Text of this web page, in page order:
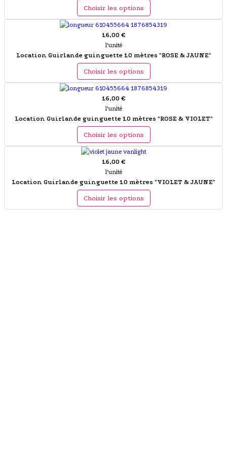
Choisir les options
16,00 €
l'unité
Location Guirlande guinguette 10 mètres "ROSE & JAUNE"
Choisir les options
16,00 €
l'unité
Location Guirlande guinguette 10 mètres "ROSE & VIOLET"
Choisir les options
16,00 €
l'unité
Location Guirlande guinguette 10 mètres "VIOLET & JAUNE"
Choisir les options